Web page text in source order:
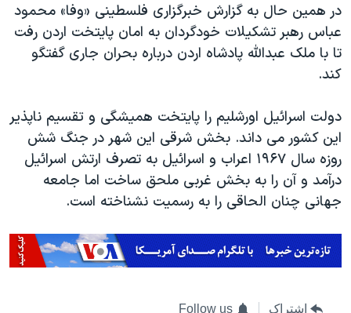
در همین حال به گزارش خبرگزاری فلسطینی «وفا» محمود
عباس رهبر تشکیلات خودگردان به امان پایتخت اردن رفت
تا با ملک عبدالله پادشاه اردن درباره بحران جاری گفتگو
کند.
دولت اسرائیل اورشلیم را پایتخت همیشگی و تقسیم ناپذیر
این کشور می داند. بخش شرقی این شهر در جنگ شش
روزه سال ۱۹۶۷ اعراب و اسرائیل به تصرف ارتش اسرائیل
درآمد و آن را به بخش غربی ملحق ساخت اما جامعه
جهانی چنان الحاقی را به رسمیت نشناخته است.
اشتراک Follow us